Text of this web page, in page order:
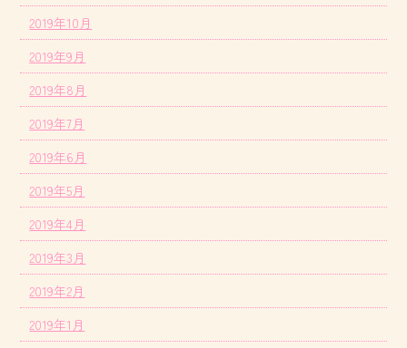
2019年10月
2019年9月
2019年8月
2019年7月
2019年6月
2019年5月
2019年4月
2019年3月
2019年2月
2019年1月